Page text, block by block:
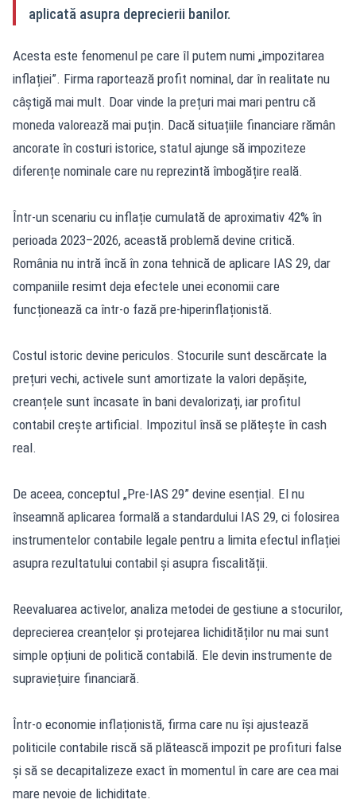
aplicată asupra deprecierii banilor.
Acesta este fenomenul pe care îl putem numi „impozitarea
inflației”. Firma raportează profit nominal, dar în realitate nu
câștigă mai mult. Doar vinde la prețuri mai mari pentru că
moneda valorează mai puțin. Dacă situațiile financiare rămân
ancorate în costuri istorice, statul ajunge să impoziteze
diferențe nominale care nu reprezintă îmbogățire reală.
Într-un scenariu cu inflație cumulată de aproximativ 42% în
perioada 2023–2026, această problemă devine critică.
România nu intră încă în zona tehnică de aplicare IAS 29, dar
companiile resimt deja efectele unei economii care
funcționează ca într-o fază pre-hiperinflaționistă.
Costul istoric devine periculos. Stocurile sunt descărcate la
prețuri vechi, activele sunt amortizate la valori depășite,
creanțele sunt încasate în bani devalorizați, iar profitul
contabil crește artificial. Impozitul însă se plătește în cash
real.
De aceea, conceptul „Pre-IAS 29” devine esențial. El nu
înseamnă aplicarea formală a standardului IAS 29, ci folosirea
instrumentelor contabile legale pentru a limita efectul inflației
asupra rezultatului contabil și asupra fiscalității.
Reevaluarea activelor, analiza metodei de gestiune a stocurilor,
deprecierea creanțelor și protejarea lichidităților nu mai sunt
simple opțiuni de politică contabilă. Ele devin instrumente de
supraviețuire financiară.
Într-o economie inflaționistă, firma care nu își ajustează
politicile contabile riscă să plătească impozit pe profituri false
și să se decapitalizeze exact în momentul în care are cea mai
mare nevoie de lichiditate.